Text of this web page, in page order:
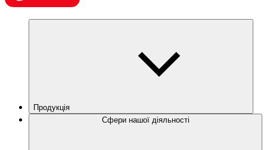
Продукція
Сфери нашої діяльності